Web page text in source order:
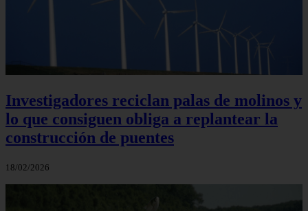
Investigadores reciclan palas de molinos y
lo que consiguen obliga a replantear la
construcción de puentes
18/02/2026